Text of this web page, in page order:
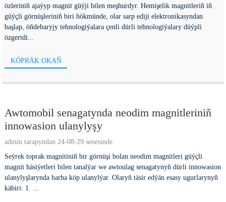
özleriniň ajaýyp magnit güýji bilen meşhurdyr. Hemişelik magnitleriň iň
güýçli görnüşleriniň biri hökmünde, olar sarp ediji elektronikasyndan
başlap, öňdebaryjy tehnologiýalara çenli dürli tehnologiýalary düýpli
özgertdi...
KÖPRÄK OKAŇ
Awtomobil senagatynda neodim magnitleriniň
innowasion ulanylyşy
admin tarapyndan 24-08-29 senesinde
Seýrek toprak magnitiniň bir görnüşi bolan neodim magnitleri güýçli
magnit häsiýetleri bilen tanalýar we awtoulag senagatynyň dürli innowasion
ulanylyşlarynda barha köp ulanylýar. Olaryň täsir edýän esasy ugurlarynyň
käbiri: 1. ...